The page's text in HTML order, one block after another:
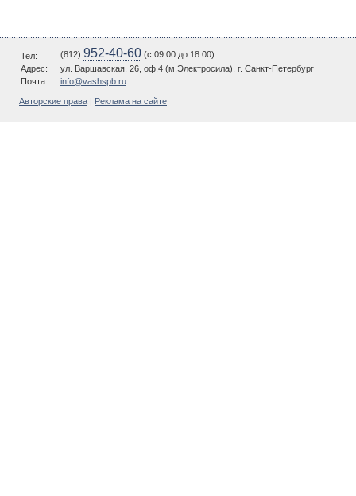
Тел: (812) 952-40-60 (c 09.00 до 18.00)
Адрес:
ул. Варшавская, 26, оф.4 (м.Электросила), г. Санкт-Петербург
Почта:
info@vashspb.ru
Авторские права Реклама на сайте